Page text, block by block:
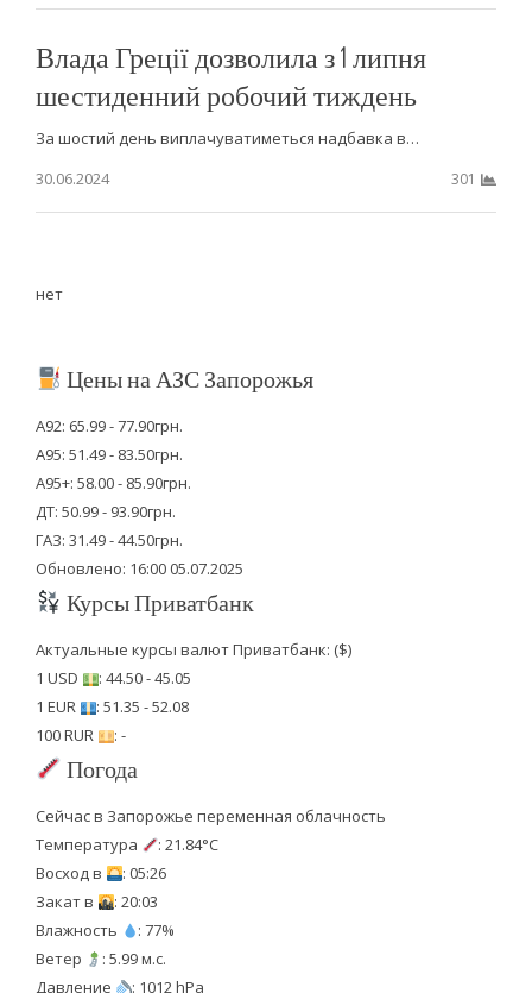
Влада Греції дозволила з 1 липня
шестиденний робочий тиждень
За шостий день виплачуватиметься надбавка в…
30.06.2024
301
нет
Цены на АЗС Запорожья
А92: 65.99 - 77.90грн.
А95: 51.49 - 83.50грн.
А95+: 58.00 - 85.90грн.
ДТ: 50.99 - 93.90грн.
ГАЗ: 31.49 - 44.50грн.
Обновлено: 16:00 05.07.2025
Курсы Приватбанк
Актуальные курсы валют Приватбанк: ($)
1 USD
: 44.50 - 45.05
1 EUR
: 51.35 - 52.08
100 RUR
: -
Погода
Сейчас в Запорожье переменная облачность
Температура
: 21.84°C
Восход в
: 05:26
Закат в
: 20:03
Влажность
: 77%
Ветер
: 5.99 м.с.
Давление
: 1012 hPa